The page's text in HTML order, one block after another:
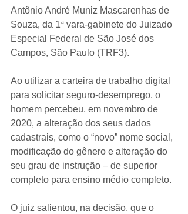
Antônio André Muniz Mascarenhas de
Souza, da 1ª vara-gabinete do Juizado
Especial Federal de São José dos
Campos, São Paulo (TRF3).
Ao utilizar a carteira de trabalho digital
para solicitar seguro-desemprego, o
homem percebeu, em novembro de
2020, a alteração dos seus dados
cadastrais, como o “novo” nome social,
modificação do gênero e alteração do
seu grau de instrução – de superior
completo para ensino médio completo.
O juiz salientou, na decisão, que o